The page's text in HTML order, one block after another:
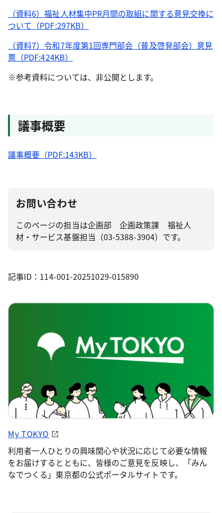
（資料6）福祉人材集中PR月間の取組に関する意見交換に
ついて（PDF:297KB）
（資料7）令和7年度第1回専門部会（普及啓発部会）意見
票（PDF:424KB）
※参考資料については、非公開とします。
議事概要
議事概要（PDF:143KB）
お問い合わせ
このページの担当は企画部 企画政策課 福祉人
材・サービス基盤担当（03-5388-3904）です。
記事ID：114-001-20251029-015890
My TOKYO
利用者一人ひとりの興味関心や状況に応じて必要な情報
をお届けするとともに、皆様のご意見を反映し、「みん
なでつくる」東京都の公式ポータルサイトです。